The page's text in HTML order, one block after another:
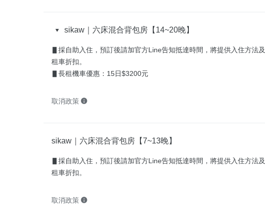
sikaw｜六床混合背包房【14~20晚】
▋採自助入住，預訂後請加官方Line告知抵達時間，將提供入住方法及
租車折扣。
▋長租機車優惠：15日$3200元
取消政策
sikaw｜六床混合背包房【7~13晚】
▋採自助入住，預訂後請加官方Line告知抵達時間，將提供入住方法及
租車折扣。
取消政策